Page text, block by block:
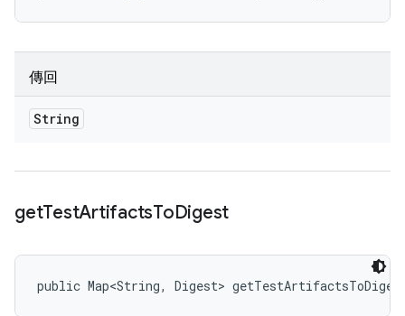
傳回
String
getTestArtifactsToDigest
public Map<String, Digest>